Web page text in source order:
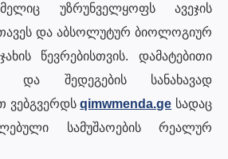
უზრუნველყოფს ავეჯის
და აბსოლუტურ ბიოლოგიურ
წევრებისთვის. დამატებითი
და შედეგების სანახავად
ვებგვერდსqimwmenda.ge სადაც
სამუშაოების რეალურ